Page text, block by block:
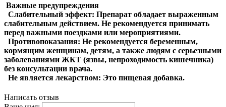
Важные предупреждения
Слабительный эффект: Препарат обладает выраженным
слабительным действием. Не рекомендуется принимать
перед важными поездками или мероприятиями.
Противопоказания: Не рекомендуется беременным,
кормящим женщинам, детям, а также людям с серьезными
заболеваниями ЖКТ (язвы, непроходимость кишечника)
без консультации врача.
Не является лекарством: Это пищевая добавка.
Написать отзыв